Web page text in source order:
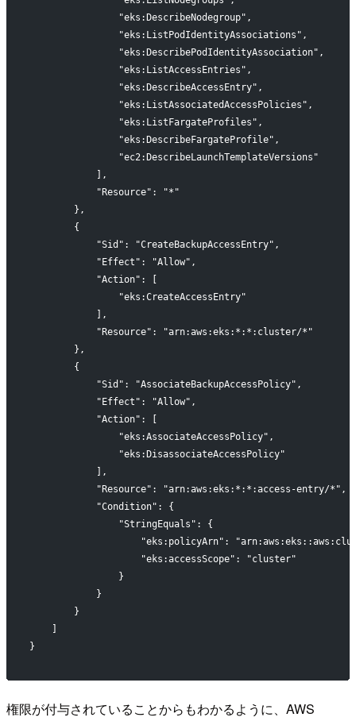
                "eks:DescribeNodegroup",
                "eks:ListPodIdentityAssociations",
                "eks:DescribePodIdentityAssociation",
                "eks:ListAccessEntries",
                "eks:DescribeAccessEntry",
                "eks:ListAssociatedAccessPolicies",
                "eks:ListFargateProfiles",
                "eks:DescribeFargateProfile",
                "ec2:DescribeLaunchTemplateVersions"
            ],
            "Resource": "*"
        },
        {
            "Sid": "CreateBackupAccessEntry",
            "Effect": "Allow",
            "Action": [
                "eks:CreateAccessEntry"
            ],
            "Resource": "arn:aws:eks:*:*:cluster/*"
        },
        {
            "Sid": "AssociateBackupAccessPolicy",
            "Effect": "Allow",
            "Action": [
                "eks:AssociateAccessPolicy",
                "eks:DisassociateAccessPolicy"
            ],
            "Resource": "arn:aws:eks:*:*:access-entry/*",
            "Condition": {
                "StringEquals": {
"eks:policyArn":
                    "eks:accessScope": "cluster"
                }
            }
        }
}
権限が付与されていることからもわかるように、AWS